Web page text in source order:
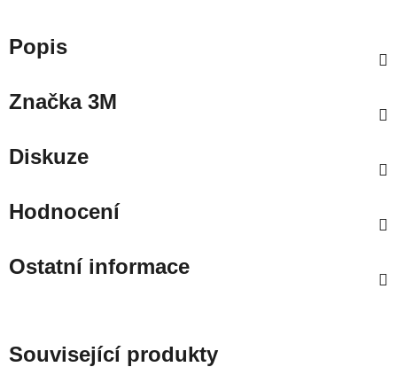
Popis
Značka3M
Diskuze
Hodnocení
Ostatní informace
Související produkty